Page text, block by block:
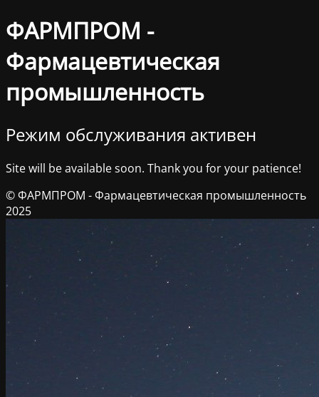
ФАРМПРОМ -
Фармацевтическая
промышленность
Режим обслуживания активен
Site will be available soon. Thank you for your patience!
© ФАРМПРОМ - Фармацевтическая промышленность
2025